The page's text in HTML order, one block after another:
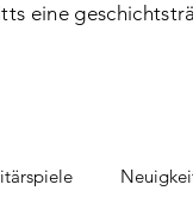
eine